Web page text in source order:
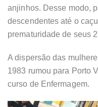
anjinhos. Desse modo,
descendentes até o
prematuridade de seus
A dispersão das
1983 rumou para Porto
curso de Enfermagem.